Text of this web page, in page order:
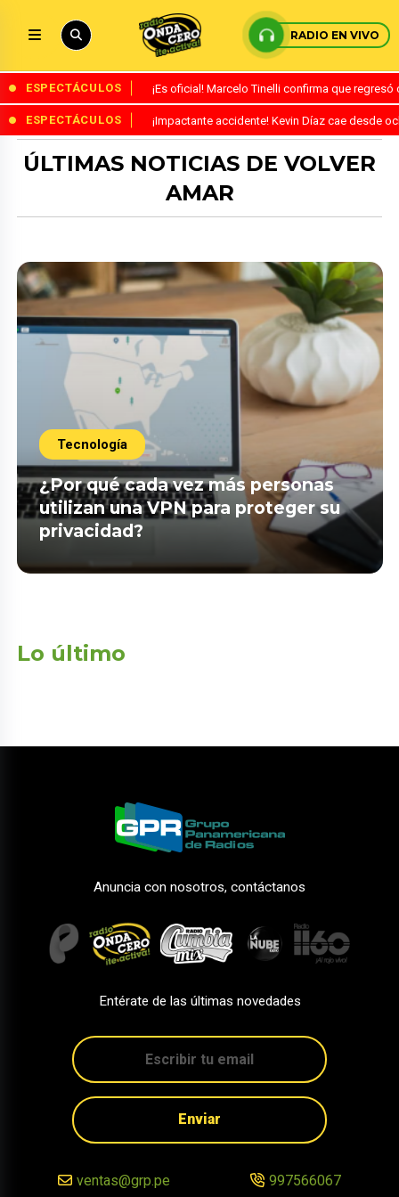
RADIO EN VIVO
ESPECTÁCULOS ¡Es oficial! Marcelo Tinelli confirma que
ESPECTÁCULOS ¡Impactante accidente! Kevin Díaz cae desde
ÚLTIMAS NOTICIAS DE VOLVER
AMAR
Tecnología
¿Por qué cada vez más personas
utilizan una VPN para proteger su
privacidad?
Lo último
Anuncia con nosotros, contáctanos
Entérate de las últimas novedades
Enviar
ventas@grp.pe 997566067